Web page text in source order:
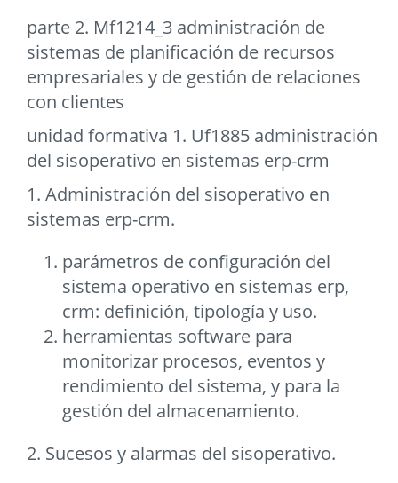
parte 2. Mf1214_3 administración de
sistemas de planificación de recursos
empresariales y de gestión de relaciones
con clientes
unidad formativa 1. Uf1885 administración
del sisoperativo en sistemas erp-crm
1. Administración del sisoperativo en
sistemas erp-crm.
parámetros de configuración del
sistema operativo en sistemas erp,
crm: definición, tipología y uso.
herramientas software para
monitorizar procesos, eventos y
rendimiento del sistema, y para la
gestión del almacenamiento.
2. Sucesos y alarmas del sisoperativo.